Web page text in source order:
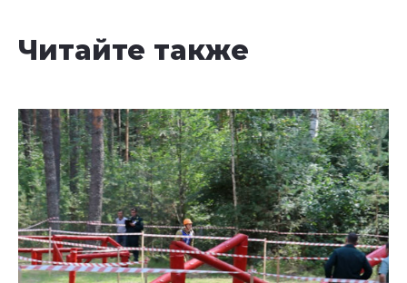
Читайте также